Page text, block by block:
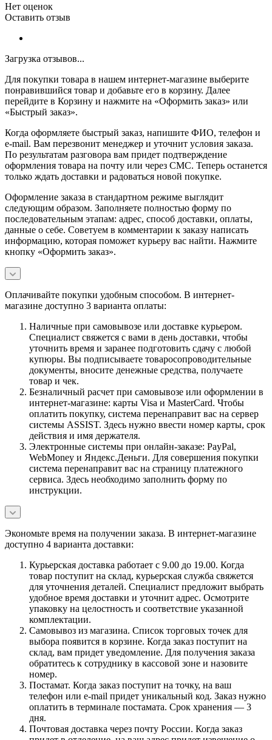
Нет оценок
Оставить отзыв
Загрузка отзывов...
Для покупки товара в нашем интернет-магазине выберите
понравившийся товар и добавьте его в корзину. Далее
перейдите в Корзину и нажмите на «Оформить заказ» или
«Быстрый заказ».
Когда оформляете быстрый заказ, напишите ФИО, телефон и
e-mail. Вам перезвонит менеджер и уточнит условия заказа.
По результатам разговора вам придет подтверждение
оформления товара на почту или через СМС. Теперь останется
только ждать доставки и радоваться новой покупке.
Оформление заказа в стандартном режиме выглядит
следующим образом. Заполняете полностью форму по
последовательным этапам: адрес, способ доставки, оплаты,
данные о себе. Советуем в комментарии к заказу написать
информацию, которая поможет курьеру вас найти. Нажмите
кнопку «Оформить заказ».
Оплачивайте покупки удобным способом. В интернет-
магазине доступно 3 варианта оплаты:
Наличные при самовывозе или доставке курьером.
Специалист свяжется с вами в день доставки, чтобы
уточнить время и заранее подготовить сдачу с любой
купюры. Вы подписываете товаросопроводительные
документы, вносите денежные средства, получаете
товар и чек.
Безналичный расчет при самовывозе или оформлении в
интернет-магазине: карты Visa и MasterCard. Чтобы
оплатить покупку, система перенаправит вас на сервер
системы ASSIST. Здесь нужно ввести номер карты, срок
действия и имя держателя.
Электронные системы при онлайн-заказе: PayPal,
WebMoney и Яндекс.Деньги. Для совершения покупки
система перенаправит вас на страницу платежного
сервиса. Здесь необходимо заполнить форму по
инструкции.
Экономьте время на получении заказа. В интернет-магазине
доступно 4 варианта доставки:
Курьерская доставка работает с 9.00 до 19.00. Когда
товар поступит на склад, курьерская служба свяжется
для уточнения деталей. Специалист предложит выбрать
удобное время доставки и уточнит адрес. Осмотрите
упаковку на целостность и соответствие указанной
комплектации.
Самовывоз из магазина. Список торговых точек для
выбора появится в корзине. Когда заказ поступит на
склад, вам придет уведомление. Для получения заказа
обратитесь к сотруднику в кассовой зоне и назовите
номер.
Постамат. Когда заказ поступит на точку, на ваш
телефон или e-mail придет уникальный код. Заказ нужно
оплатить в терминале постамата. Срок хранения — 3
дня.
Почтовая доставка через почту России. Когда заказ